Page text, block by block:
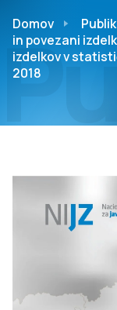
Domov
in povezani
izdelkov v
2018